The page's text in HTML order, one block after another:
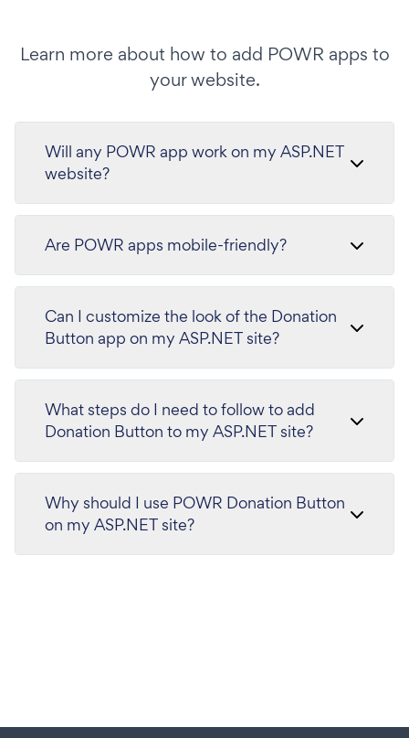
Learn more about how to add POWR apps to
your website.
Will any POWR app work on my ASP.NET
website?
Are POWR apps mobile-friendly?
Can I customize the look of the Donation
Button app on my ASP.NET site?
What steps do I need to follow to add
Donation Button to my ASP.NET site?
Why should I use POWR Donation Button
on my ASP.NET site?